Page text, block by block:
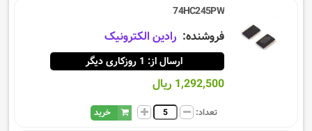
74HC245PW
فروشنده: رادین الکترونیک
ارسال از: 1 روزکاری دیگر
1,292,500 ریال
تعداد: خرید